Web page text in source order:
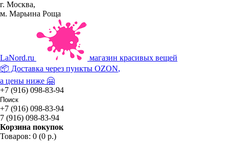
г. Москва,
м. Марьина Роща
LaNord.ru
магазин красивых вещей
📦 Доставка через пункты OZON,
а цены ниже 🤗
+7 (916) 098-83-94
+7 (916) 098-83-94
7 (916) 098-83-94
Корзина покупок
Товаров: 0 (0 р.)